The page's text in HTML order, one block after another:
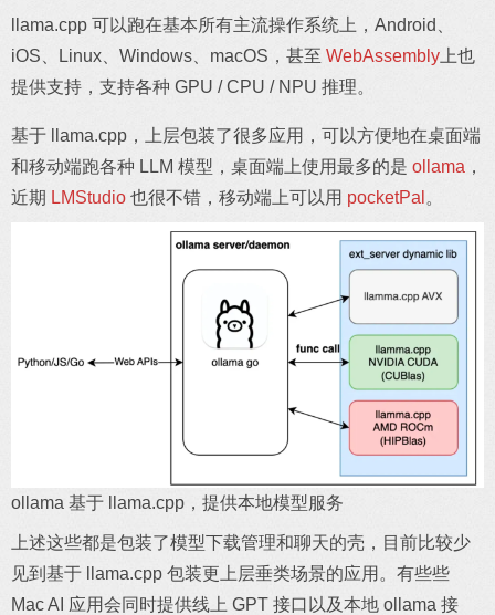
llama.cpp 可以跑在基本所有主流操作系统上，Android、
iOS、Linux、Windows、macOS，甚至 WebAssembly 上也
提供支持，支持各种 GPU / CPU / NPU 推理。
基于 llama.cpp，上层包装了很多应用，可以方便地在桌面端
和移动端跑各种 LLM 模型，桌面端上使用最多的是 ollama ，
近期 LMStudio 也很不错，移动端上可以用 pocketPal 。
ollama 基于 llama.cpp，提供本地模型服务
上述这些都是包装了模型下载管理和聊天的壳，目前比较少
见到基于 llama.cpp 包装更上层垂类场景的应用。有些些
Mac AI 应用会同时提供线上 GPT 接口以及本地 ollama 接